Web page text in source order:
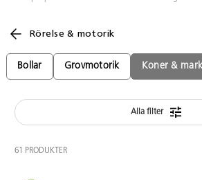
Rörelse & motorik
Bollar Grovmotorik Koner &
Alla filter
61 PRODUKTER